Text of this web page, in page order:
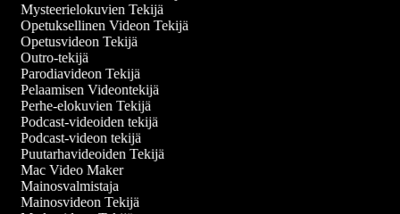
Mysteerielokuvien Tekijä
Opetuksellinen Videon Tekijä
Opetusvideon Tekijä
Outro-tekijä
Parodiavideon Tekijä
Pelaamisen Videontekijä
Perhe-elokuvien Tekijä
Podcast-videoiden tekijä
Podcast-videon tekijä
Puutarhavideoiden Tekijä
Mac Video Maker
Mainosvalmistaja
Mainosvideon Tekijä